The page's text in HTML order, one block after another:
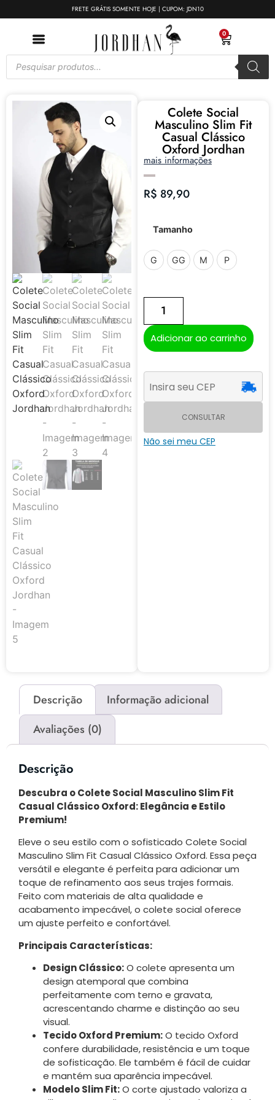
FRETE GRÁTIS SOMENTE HOJE | CUPOM: JDN10
0
Colete Social
Masculino Slim Fit
Casual Clássico
Oxford Jordhan
mais informações
R$ 89,90
Tamanho
G GG M P
Adicionar ao carrinho
CONSULTAR
Não sei meu CEP
Descrição
Informação adicional
Avaliações (0)
Descrição
Descubra o Colete Social Masculino Slim Fit
Casual Clássico Oxford: Elegância e Estilo
Premium!
Eleve o seu estilo com o sofisticado Colete Social
Masculino Slim Fit Casual Clássico Oxford. Essa peça
versátil e elegante é perfeita para adicionar um
toque de refinamento aos seus trajes formais.
Feito com materiais de alta qualidade e
acabamento impecável, o colete social oferece
um ajuste perfeito e confortável.
Principais Características:
Design Clássico:O colete apresenta um
design atemporal que combina
perfeitamente com terno e gravata,
acrescentando charme e distinção ao seu
visual.
Tecido Oxford Premium:O tecido Oxford
confere durabilidade, resistência e um toque
de sofisticação. Ele também é fácil de cuidar
e mantém sua aparência impecável.
Modelo Slim Fit:O corte ajustado valoriza a